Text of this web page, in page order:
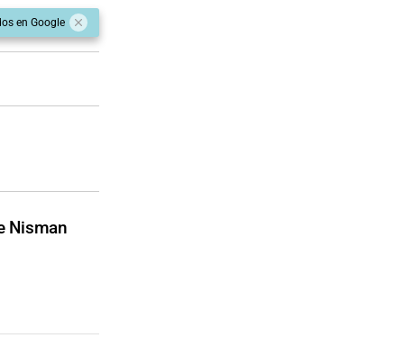
en Google
Nisman